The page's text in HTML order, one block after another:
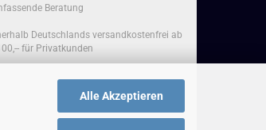
Alle Akzeptieren
Beratung
Deutschlands versandkostenfrei ab
für Privatkunden